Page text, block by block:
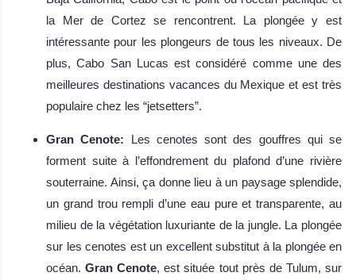
la Mer de Cortez se rencontrent. La plongée y est
intéressante pour les plongeurs de tous les niveaux. De
plus, Cabo San Lucas est considéré comme une des
meilleures destinations vacances du Mexique et est très
populaire chez les “jetsetters”.
Gran Cenote: Les cenotes sont des gouffres qui se
forment suite à l’effondrement du plafond d’une rivière
souterraine. Ainsi, ça donne lieu à un paysage splendide,
un grand trou rempli d’une eau pure et transparente, au
milieu de la végétation luxuriante de la jungle. La plongée
sur les cenotes est un excellent substitut à la plongée en
océan.Gran Cenote, est située tout près de Tulum, sur